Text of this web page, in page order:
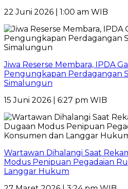
22 Juni 2026 | 1:00 am WIB
Jiwa Reserse Membara, IPDA
Pengungkapan Perdagangan
Simalungun
15 Juni 2026 | 6:27 pm WIB
Wartawan Dihalangi Saat
Modus Penipuan Pegadaian
Langgar Hukum